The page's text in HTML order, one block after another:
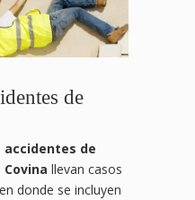
de
accidentes de
llevan casos
en donde se incluyen